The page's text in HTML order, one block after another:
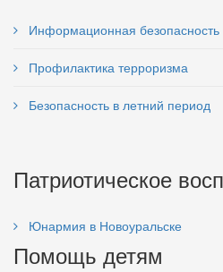
Информационная безопасность
Профилактика терроризма
Безопасность в летний период
Патриотическое
Юнармия в Новоуральске
Помощь детям